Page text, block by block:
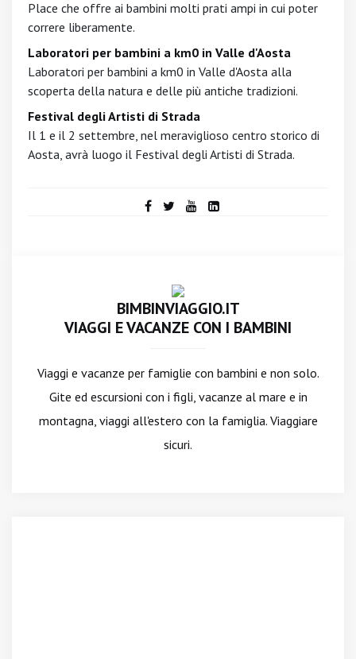
Place che offre ai bambini molti prati ampi in cui poter
correre liberamente.
Laboratori per bambini a km0 in Valle d'Aosta
Laboratori per bambini a km0 in Valle d'Aosta alla
scoperta della natura e delle più antiche tradizioni.
Festival degli Artisti di Strada
Il 1 e il 2 settembre, nel meraviglioso centro storico di
Aosta, avrà luogo il Festival degli Artisti di Strada.
BIMBINVIAGGIO.IT
VIAGGI E VACANZE CON I BAMBINI
Viaggi e vacanze per famiglie con bambini e non solo.
Gite ed escursioni con i figli, vacanze al mare e in
montagna, viaggi all'estero con la famiglia. Viaggiare
sicuri.